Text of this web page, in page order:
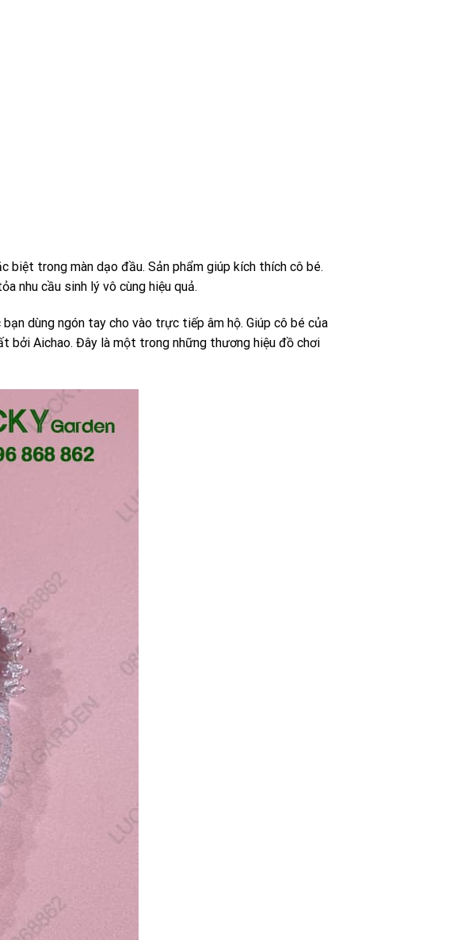
biệt trong màn dạo đầu. Sản phẩm giúp kích thích cô bé.
nhu cầu sinh lý vô cùng hiệu quả.
dùng ngón tay cho vào trực tiếp âm hộ. Giúp cô bé của
bởi Aichao. Đây là một trong những thương hiệu đồ chơi